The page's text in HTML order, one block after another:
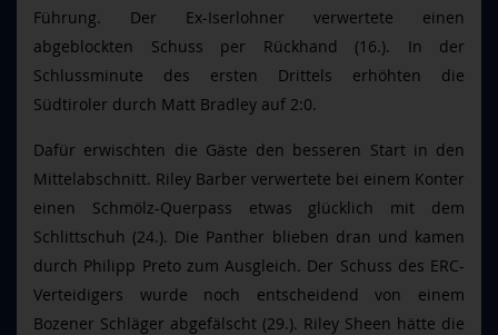
Führung. Der Ex-Iserlohner verwertete einen
abgeblockten Schuss per Rückhand (16.). In der
Schlussminute des ersten Drittels erhöhten die
Südtiroler durch Matt Bradley auf 2:0.
Dafür erwischten die Gäste den besseren Start in den
Mittelabschnitt. Riley Barber verwertete bei einem Konter
einen Schmölz-Querpass etwas glücklich mit dem
Schlittschuh (24.). Die Panther blieben dran und kamen
durch Philipp Preto zum Ausgleich. Der Schuss des ERC-
Verteidigers wurde noch entscheidend von einem
Bozener Schläger abgefälscht (29.). Riley Sheen hätte die